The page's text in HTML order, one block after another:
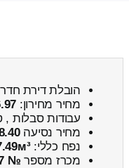
הובלת דירת חדר 1x 1x חדרים מברקת ← ללביא
מחיר מחירון:
עבודות סבלות ,
מחיר נסיעה
נפח כללי:
מכרז מספר № BCQV-4167